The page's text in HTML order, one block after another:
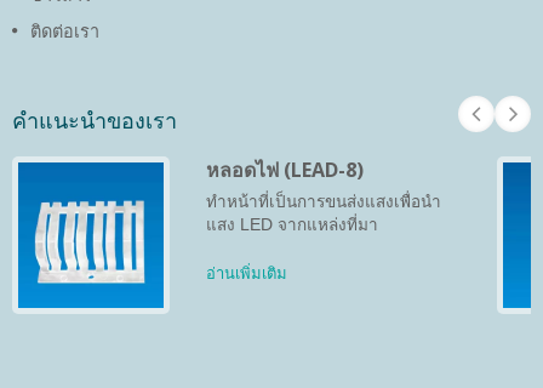
ติดต่อเรา
คำแนะนำของเรา
หลอดไฟ (LEAD-8)
ทำหน้าที่เป็นการขนส่งแสงเพื่อนำ
แสง LED จากแหล่งที่มา
อ่านเพิ่มเติม